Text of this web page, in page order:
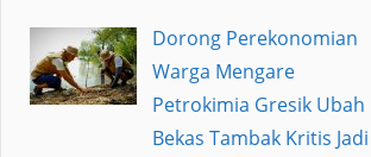
Dorong Perekonomian
Warga Mengare
Petrokimia Gresik Ubah
Bekas Tambak Kritis Jadi